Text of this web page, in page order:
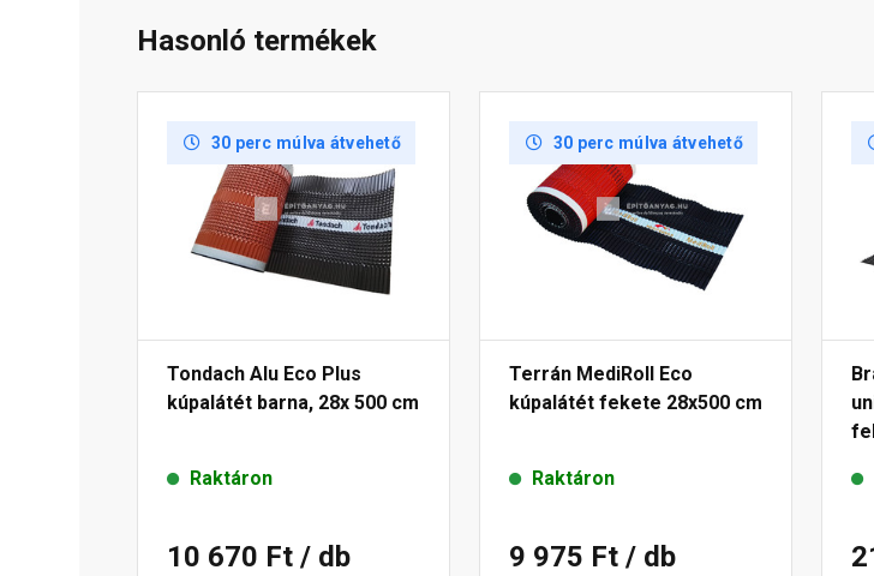
Hasonló termékek
30 perc múlva átvehető
Tondach Alu Eco Plus
kúpalátét barna, 28x 500 cm
Raktáron
10 670 Ft / db
30 perc múlva átvehető
Terrán MediRoll Eco
kúpalátét fekete 28x500 cm
Raktáron
9 975 Ft / db